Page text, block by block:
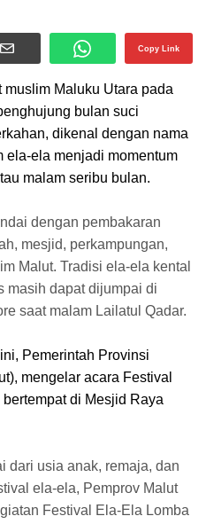
Copy Link
muslim Maluku Utara pada
bulan suci
dikenal dengan nama
ela-ela menjadi momentum
malam seribu bulan.
dengan pembakaran
mesjid, perkampungan,
Malut. Tradisi ela-ela kental
masih dapat dijumpai di
saat malam Lailatul Qadar.
Pemerintah Provinsi
mengelar acara Festival
di Mesjid Raya
dari usia anak, remaja, dan
ela-ela, Pemprov Malut
Festival Ela-Ela Lomba